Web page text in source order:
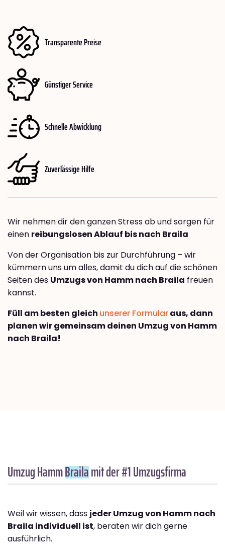
Transparente Preise
Günstiger Service
Schnelle Abwicklung
Zuverlässige Hilfe
Wir nehmen dir den ganzen Stress ab und sorgen für
einen reibungslosen Ablauf bis nach Braila
Von der Organisation bis zur Durchführung – wir
kümmern uns um alles, damit du dich auf die schönen
Seiten des Umzugs von Hamm nach Braila freuen
kannst.
Füll am besten gleich unserer Formularaus, dann
planen wir gemeinsam deinen Umzug von Hamm
nach Braila!
Umzug HammBrailamit der #1 Umzugsfirma
Weil wir wissen, dass jeder Umzug von Hamm nach
Braila individuell ist, beraten wir dich gerne
ausführlich.